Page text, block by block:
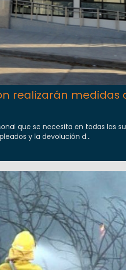
realizarán medidas
que se necesita en todas las
y la devolución d...